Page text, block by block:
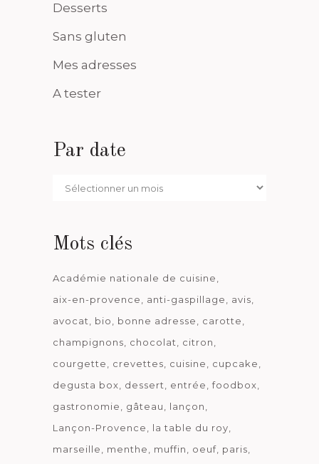
Desserts
Sans gluten
Mes adresses
A tester
Par date
Par
Mots clés
Académie nationale de cuisine
aix-en-provence
anti-gaspillage
avis
avocat
bio bonne adresse
carotte
champignons
chocolat
citron
courgette
crevettes cuisine
cupcake
degusta box
dessert entrée
foodbox
gastronomie
gâteau
lançon
Lançon-Provence
la table du roy
marseille
menthe muffin oeuf paris